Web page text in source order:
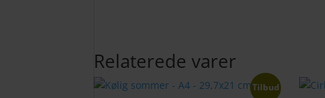
Relaterede varer
Tilbud